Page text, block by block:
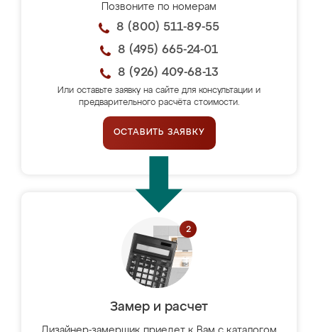
Позвоните по номерам
8 (800) 511-89-55
8 (495) 665-24-01
8 (926) 409-68-13
Или оставьте заявку на сайте для консультации и
предварительного расчёта стоимости.
ОСТАВИТЬ ЗАЯВКУ
Замер и расчет